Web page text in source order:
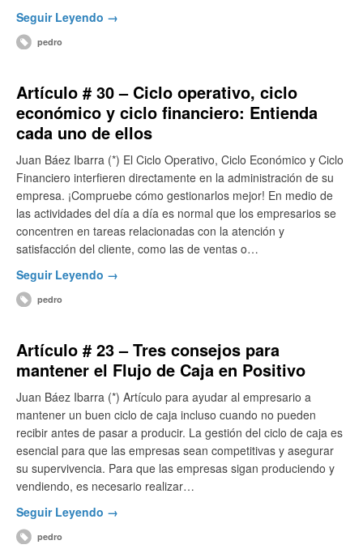
Seguir Leyendo →
pedro
Artículo # 30 – Ciclo operativo, ciclo
económico y ciclo financiero: Entienda
cada uno de ellos
Juan Báez Ibarra (*) El Ciclo Operativo, Ciclo Económico y Ciclo
Financiero interfieren directamente en la administración de su
empresa. ¡Compruebe cómo gestionarlos mejor! En medio de
las actividades del día a día es normal que los empresarios se
concentren en tareas relacionadas con la atención y
satisfacción del cliente, como las de ventas o…
Seguir Leyendo →
pedro
Artículo # 23 – Tres consejos para
mantener el Flujo de Caja en Positivo
Juan Báez Ibarra (*) Artículo para ayudar al empresario a
mantener un buen ciclo de caja incluso cuando no pueden
recibir antes de pasar a producir. La gestión del ciclo de caja es
esencial para que las empresas sean competitivas y asegurar
su supervivencia. Para que las empresas sigan produciendo y
vendiendo, es necesario realizar…
Seguir Leyendo →
pedro